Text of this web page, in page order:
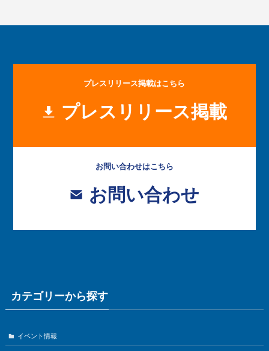
プレスリリース掲載はこちら
プレスリリース掲載
お問い合わせはこちら
お問い合わせ
カテゴリーから探す
イベント情報